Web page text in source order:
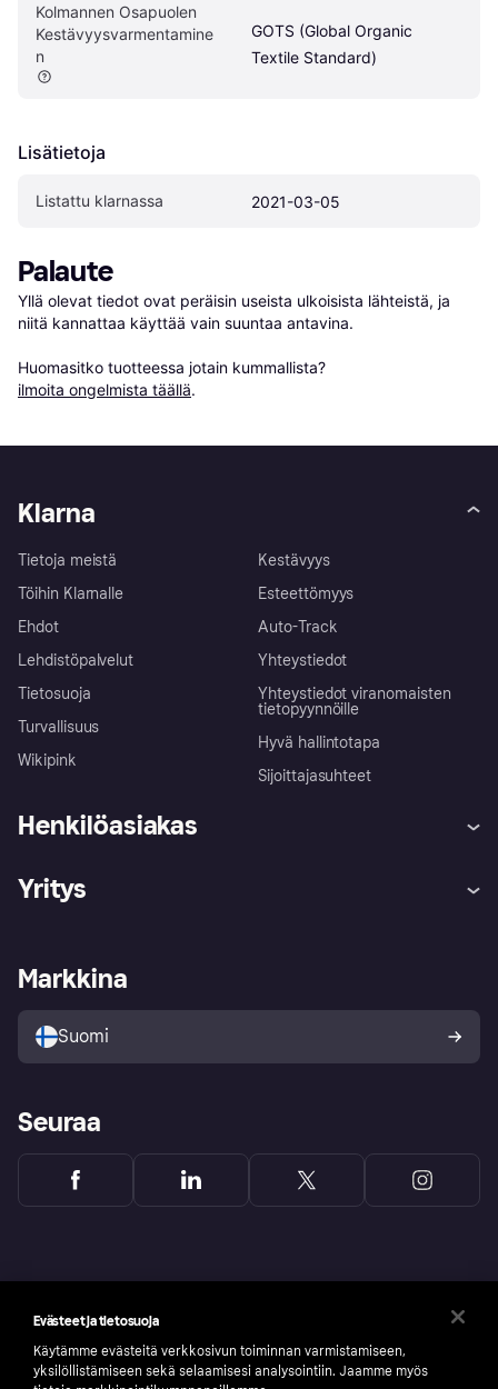
Kolmannen Osapuolen
Kestävyysvarmentamine
n
GOTS (Global Organic
Textile Standard)
Lisätietoja
Listattu klarnassa 2021-03-05
Palaute
Yllä olevat tiedot ovat peräisin useista ulkoisista lähteistä, ja
niitä kannattaa käyttää vain suuntaa antavina.
Huomasitko tuotteessa jotain kummallista?
ilmoita ongelmista täällä.
Klarna
Tietoja meistä
Töihin Klarnalle
Ehdot
Lehdistöpalvelut
Tietosuoja
Turvallisuus
Wikipink
Kestävyys
Esteettömyys
Auto-Track
Yhteystiedot
Yhteystiedot viranomaisten
tietopyynnöille
Hyvä hallintotapa
Sijoittajasuhteet
Henkilöasiakas
Kirjaudu sisään
Tutustu kauppoihin
Ostajan turva
Yritys
Kirjaudu sisään yrityksenä
Markkina
Suomi
Seuraa
Evästeet ja tietosuoja
Käytämme evästeitä verkkosivun toiminnan varmistamiseen,
yksilöllistämiseen sekä selaamisesi analysointiin. Jaamme myös